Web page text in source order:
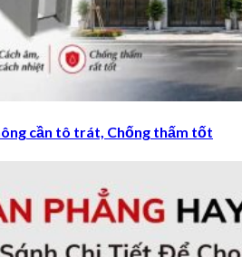
cần tô trát, Chống thấm tốt